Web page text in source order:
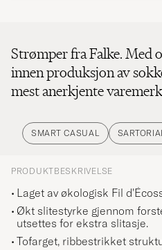
Strømper fra Falke. Med
innen produksjon av
mest anerkjente
SMART CASUAL
PRODUKTBESKRIVELSE
Laget av økologisk Fil
Økt slitestyrke gjennom
utsettes for ekstra slitasje.
Tofarget, ribbestrikket